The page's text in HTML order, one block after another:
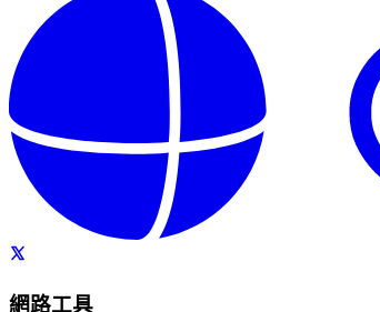
網路工具